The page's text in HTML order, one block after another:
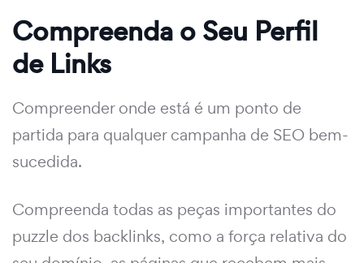
Compreenda o Seu Perfil
de Links
Compreender onde está é um ponto de
partida para qualquer campanha de SEO bem-
sucedida.
Compreenda todas as peças importantes do
puzzle dos backlinks, como a força relativa do